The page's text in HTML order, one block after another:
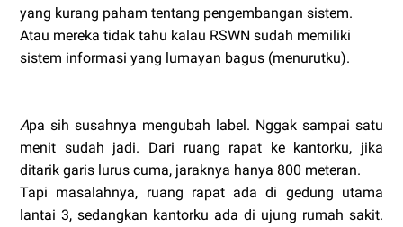
yang kurang paham tentang pengembangan sistem.
Atau mereka tidak tahu kalau RSWN sudah memiliki
sistem informasi yang lumayan bagus (menurutku).
Apa sih susahnya mengubah label. Nggak sampai satu
menit sudah jadi. Dari ruang rapat ke kantorku, jika
ditarik garis lurus cuma, jaraknya hanya 800 meteran.
Tapi masalahnya, ruang rapat ada di gedung utama
lantai 3, sedangkan kantorku ada di ujung rumah sakit.